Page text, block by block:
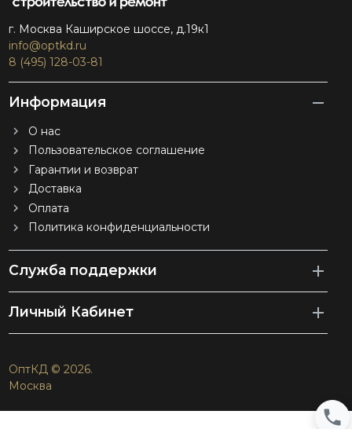
г. Москва Каширское шоссе, д.19к1
info@optkd.ru
8 (495) 128-03-81
Информация
О нас
Пользовательское соглашение
Гарантии и возврат
Доставка
Оплата
Политика конфиденциальности
Служба поддержки
Личный Кабинет
ОптКД © 2026.
Москва